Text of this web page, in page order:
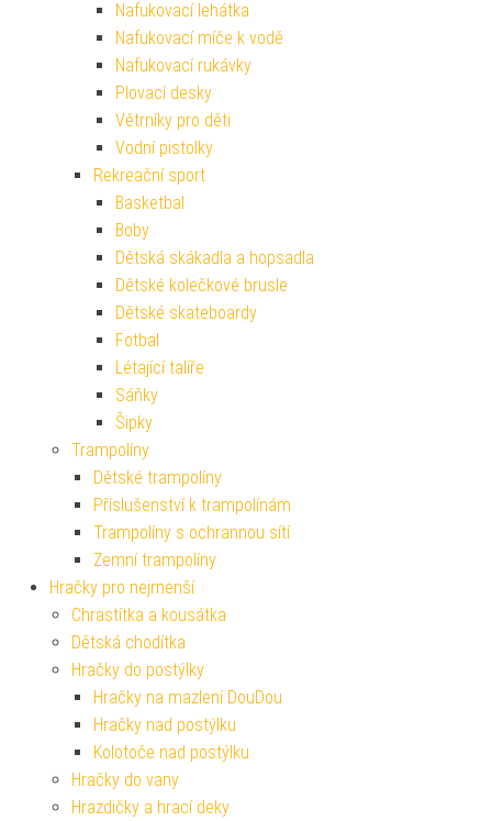
Nafukovací lehátka
Nafukovací míče k vodě
Nafukovací rukávky
Plovací desky
Větrníky pro děti
Vodní pistolky
Rekreační sport
Basketbal
Boby
Dětská skákadla a hopsadla
Dětské kolečkové brusle
Dětské skateboardy
Fotbal
Létající talíře
Sáňky
Šipky
Trampolíny
Dětské trampolíny
Příslušenství k trampolínám
Trampolíny s ochrannou sítí
Zemní trampolíny
Hračky pro nejmenší
Chrastítka a kousátka
Dětská chodítka
Hračky do postýlky
Hračky na mazlení DouDou
Hračky nad postýlku
Kolotoče nad postýlku
Hračky do vany
Hrazdičky a hrací deky